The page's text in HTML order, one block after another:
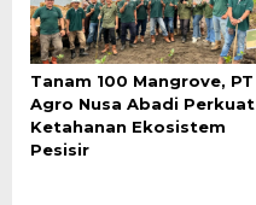
Tanam 100 Mangrove, PT
Agro Nusa Abadi Perkuat
Ketahanan Ekosistem
Pesisir